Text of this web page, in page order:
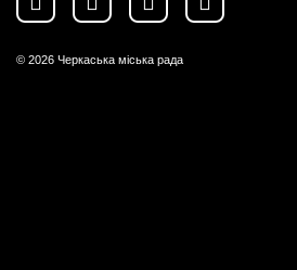
© 2026 Черкаська міська рада